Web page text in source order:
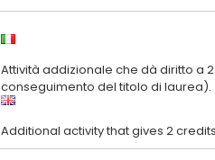
Attività addizionale che dà diritto a